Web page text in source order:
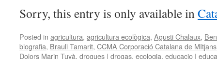
Sorry, this entry is only available in
Posted in agricultura, agricultura ecològica, Agusti Chalaux,
biografia, Brauli Tamarit, CCMA Corporació Catalana de
Dolors Marin Tuyà, drogues | drogas, ecologia, educacio |